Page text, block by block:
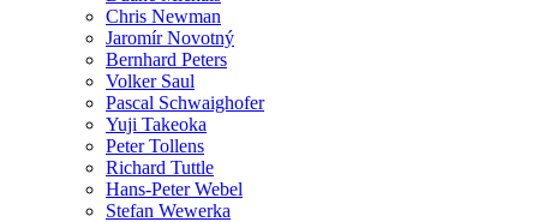
Chris Newman
Jaromír Novotný
Bernhard Peters
Volker Saul
Pascal Schwaighofer
Yuji Takeoka
Peter Tollens
Richard Tuttle
Hans-Peter Webel
Stefan Wewerka